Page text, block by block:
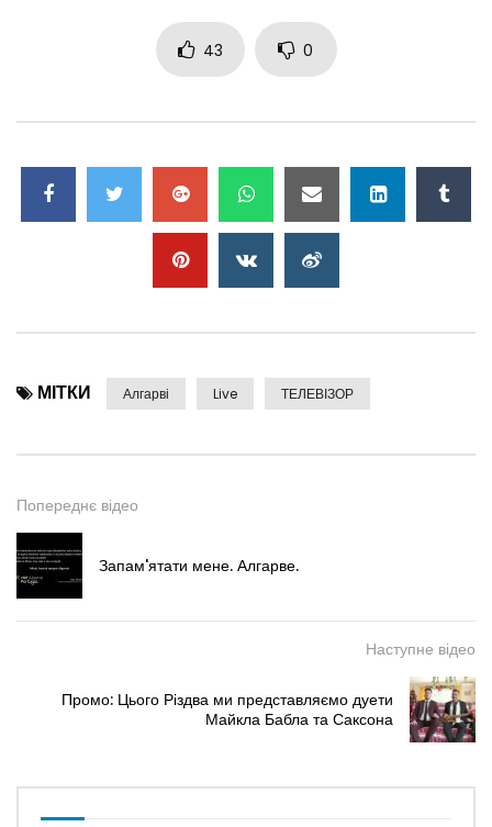
43 0
МІТКИ Алгарві Live ТЕЛЕВІЗОР
Попереднє відео
Запам'ятати мене. Алгарве.
Наступне відео
Промо: Цього Різдва ми представляємо дуети
Майкла Бабла та Саксона